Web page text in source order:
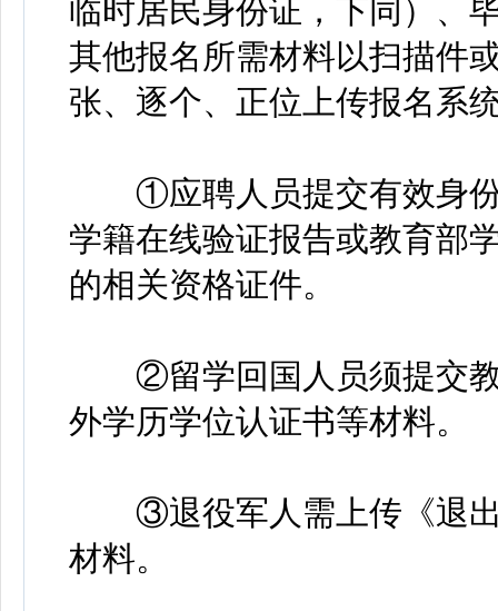
临时居民身份证，下同）、
其他报名所需材料以扫描件
张、逐个、正位上传报名系
①应聘人员提交有效身份
学籍在线验证报告或教育部
的相关资格证件。
②留学回国人员须提交教
外学历学位认证书等材料。
③退役军人需上传《退出
材料。